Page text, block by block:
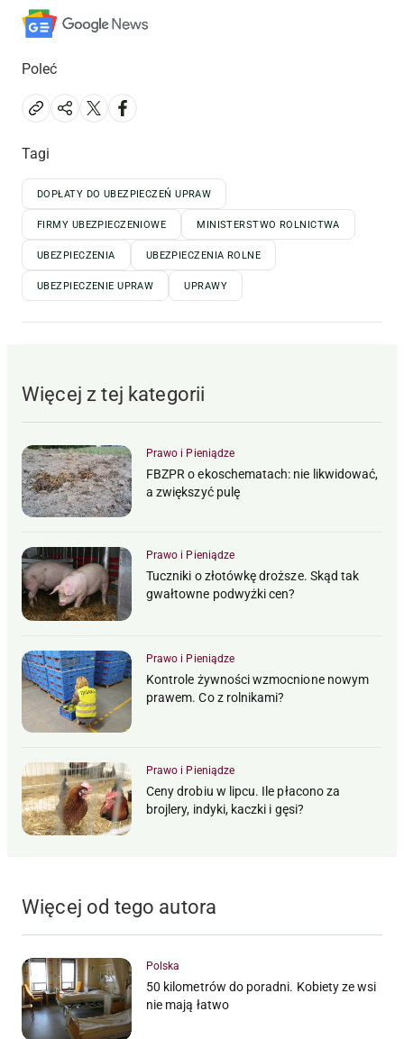
Poleć
Tagi
DOPŁATY DO UBEZPIECZEŃ UPRAW
FIRMY UBEZPIECZENIOWE MINISTERSTWO ROLNICTWA
UBEZPIECZENIA UBEZPIECZENIA ROLNE
UBEZPIECZENIE UPRAW UPRAWY
Więcej z tej kategorii
Prawo i Pieniądze
FBZPR o ekoschematach: nie likwidować,
a zwiększyć pulę
Prawo i Pieniądze
Tuczniki o złotówkę droższe. Skąd tak
gwałtowne podwyżki cen?
Prawo i Pieniądze
Kontrole żywności wzmocnione nowym
prawem. Co z rolnikami?
Prawo i Pieniądze
Ceny drobiu w lipcu. Ile płacono za
brojlery, indyki, kaczki i gęsi?
Więcej od tego autora
Polska
50 kilometrów do poradni. Kobiety ze wsi
nie mają łatwo